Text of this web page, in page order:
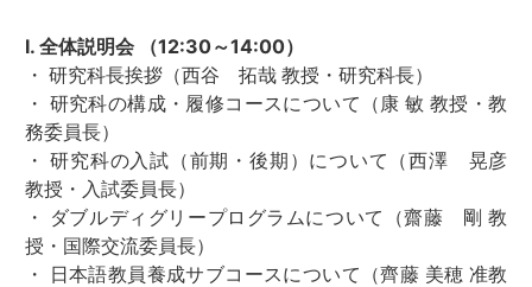
Ⅰ. 全体説明会 （12:30～14:00）
・ 研究科長挨拶（西谷 拓哉 教授・研究科長）
・ 研究科の構成・履修コースについて（康 敏 教授・教
務委員長）
・ 研究科の入試（前期・後期）について（西澤 晃彦
教授・入試委員長）
・ ダブルディグリープログラムについて（齋藤 剛 教
授・国際交流委員長）
・ 日本語教員養成サブコースについて（齊藤 美穂 准教